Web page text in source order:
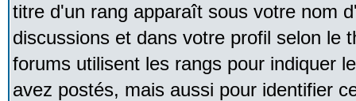
titre d'un rang apparaît sous votre nom
discussions et dans votre profil selon le
forums utilisent les rangs pour indiquer
avez postés, mais aussi pour identifier